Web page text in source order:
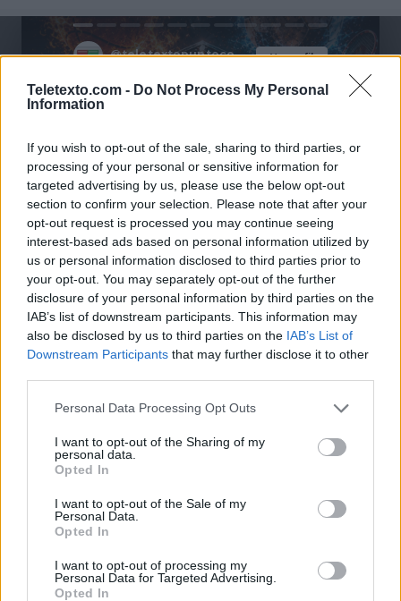
Teletexto.com - Do Not Process My Personal
Information
If you wish to opt-out of the sale, sharing to third parties, or
processing of your personal or sensitive information for
targeted advertising by us, please use the below opt-out
section to confirm your selection. Please note that after your
opt-out request is processed you may continue seeing
interest-based ads based on personal information utilized by
us or personal information disclosed to third parties prior to
your opt-out. You may separately opt-out of the further
disclosure of your personal information by third parties on the
IAB’s list of downstream participants. This information may
also be disclosed by us to third parties on the IAB’s List of
Downstream Participants that may further disclose it to other
Personal Data Processing Opt Outs
I want to opt-out of the Sharing of my
personal data.
Opted In
I want to opt-out of the Sale of my
Personal Data.
Opted In
I want to opt-out of processing my
Personal Data for Targeted Advertising.
Opted In
Ver perfil
@teletextopuntocom Ver perfil
🏆🎬🎾MEJORES Series de DEPORTES
en Streaming ⚽🍿🏀
El deporte no ocurre solo en el campo! ⚽🏈🏀
Descubre las series y docuseries más adictivas del
streaming que te mantendrán pegado a la
maratón! 🍿🎬🎟️
Opina de Tele
Para ti, ¿cuál es la mejor serie de TV que se emite en España?
¿Qué serie te gustaría que repusieran en televisión?
¿Cuál es el personaje de serie cómica con el que mejor te lo
¿Qué anuncio te gusta más de los que se emiten actualmente en